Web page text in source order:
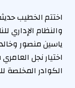
اختتم الخطيب
والنظام الإداري
ياسين منصور
اختيار نجل
الكوادر المخلصة